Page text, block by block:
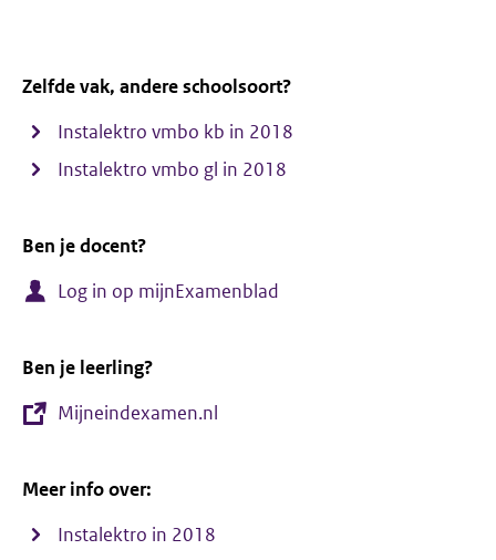
Zelfde vak, andere schoolsoort?
Instalektro vmbo kb in 2018
Instalektro vmbo gl in 2018
Ben je docent?
Log in op mijnExamenblad
Ben je leerling?
Mijneindexamen.nl
Meer info over:
Instalektro in 2018